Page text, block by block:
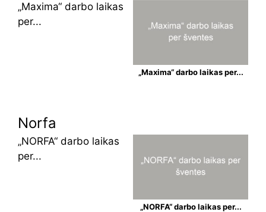
„Maxima“ darbo laikas
per...
„Maxima“ darbo laikas per...
Norfa
„NORFA“ darbo laikas
per...
„NORFA“ darbo laikas per...